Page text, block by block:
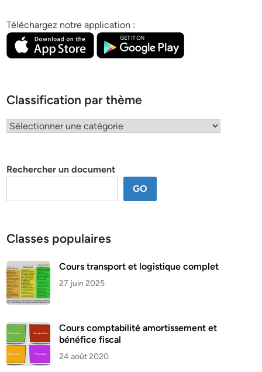
Téléchargez notre application :
Classification par thème
Classification
Rechercher un document
GO
Classes populaires
Cours transport et logistique complet
27 juin 2025
Cours comptabilité amortissement et
bénéfice fiscal
24 août 2020